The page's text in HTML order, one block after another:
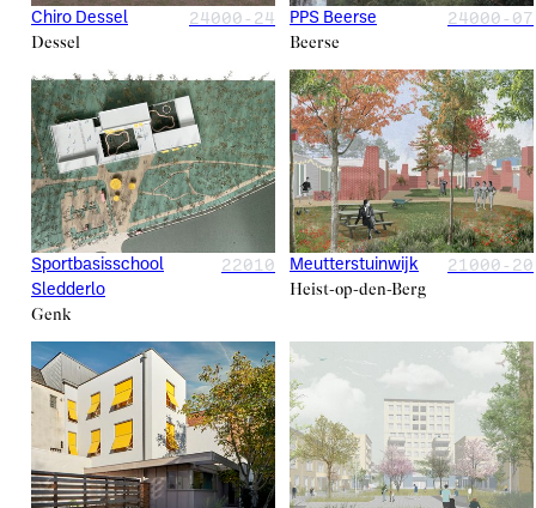
Chiro Dessel
24000-24
Dessel
PPS Beerse
24000-07
Beerse
Sportbasisschool
Sledderlo
22010
Genk
Meutterstuinwijk
21000-20
Heist-op-den-Berg